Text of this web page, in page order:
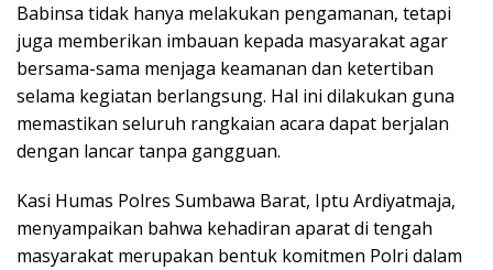
Babinsa tidak hanya melakukan pengamanan, tetapi
juga memberikan imbauan kepada masyarakat agar
bersama-sama menjaga keamanan dan ketertiban
selama kegiatan berlangsung. Hal ini dilakukan guna
memastikan seluruh rangkaian acara dapat berjalan
dengan lancar tanpa gangguan.
Kasi Humas Polres Sumbawa Barat, Iptu Ardiyatmaja,
menyampaikan bahwa kehadiran aparat di tengah
masyarakat merupakan bentuk komitmen Polri dalam